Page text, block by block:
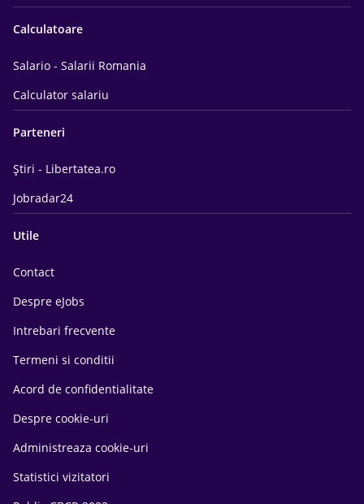
Calculatoare
Salario - Salarii Romania
Calculator salariu
Parteneri
Știri - Libertatea.ro
Jobradar24
Utile
Contact
Despre eJobs
Intrebari frecvente
Termeni si conditii
Acord de confidentialitate
Despre cookie-uri
Administreaza cookie-uri
Statistici vizitatori